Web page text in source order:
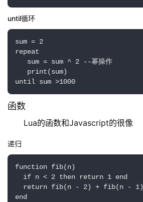
until循环
sum = 2
repeat
sum = sum ^ 2 --幂操作
print(sum)
until sum >1000
函数
Lua的函数和Javascript的很像
递归
function fib(n)
if n < 2 then return 1 end
return fib(n - 2) + fib(n - 1)
end